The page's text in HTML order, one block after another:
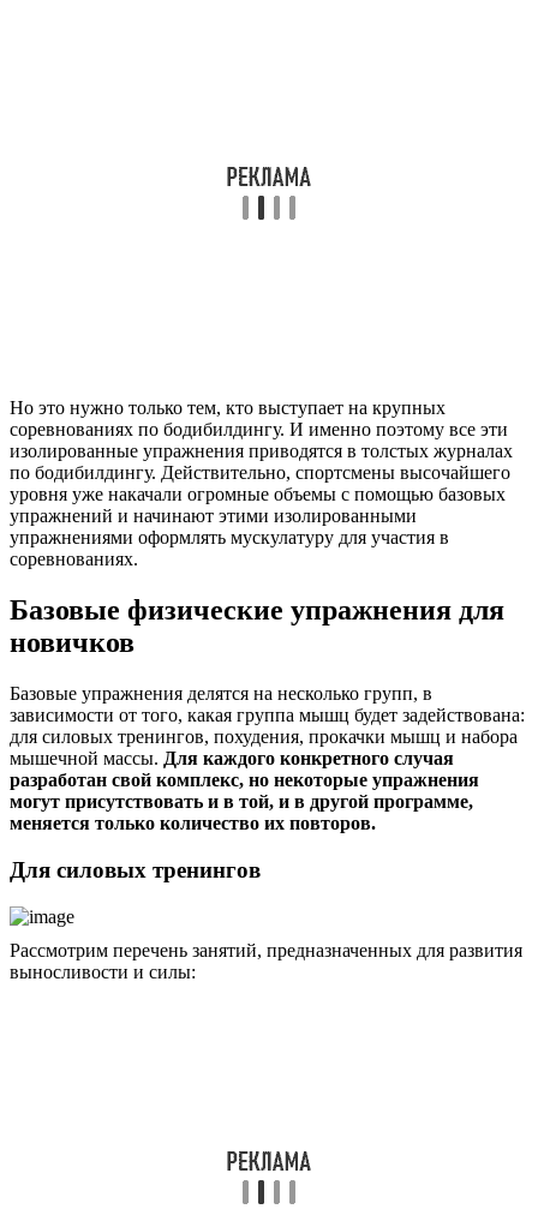
Но это нужно только тем, кто выступает на крупных
соревнованиях по бодибилдингу. И именно поэтому все эти
изолированные упражнения приводятся в толстых журналах
по бодибилдингу. Действительно, спортсмены высочайшего
уровня уже накачали огромные объемы с помощью базовых
упражнений и начинают этими изолированными
упражнениями оформлять мускулатуру для участия в
соревнованиях.
Базовые физические упражнения для
новичков
Базовые упражнения делятся на несколько групп, в
зависимости от того, какая группа мышц будет задействована:
для силовых тренингов, похудения, прокачки мышц и набора
мышечной массы. Для каждого конкретного случая
разработан свой комплекс, но некоторые упражнения
могут присутствовать и в той, и в другой программе,
меняется только количество их повторов.
Для силовых тренингов
Рассмотрим перечень занятий, предназначенных для развития
выносливости и силы: